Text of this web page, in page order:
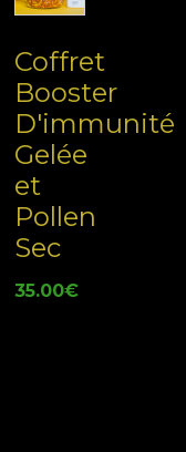
Coffret
Booster
D'immunité
Gelée
et
Pollen
Sec
35.00€